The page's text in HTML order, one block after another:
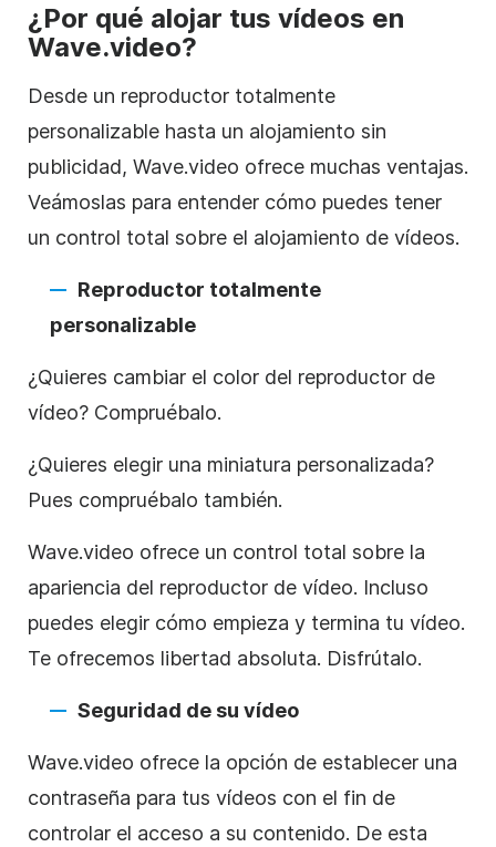
¿Por qué alojar tus vídeos en
Wave.video?
Desde un reproductor totalmente
personalizable hasta un alojamiento sin
publicidad, Wave.video ofrece muchas ventajas.
Veámoslas para entender cómo puedes tener
un control total sobre el alojamiento de vídeos.
Reproductor totalmente
personalizable
¿Quieres cambiar el color del reproductor de
vídeo? Compruébalo.
¿Quieres elegir una miniatura personalizada?
Pues compruébalo también.
Wave.video ofrece un control total sobre la
apariencia del reproductor de vídeo. Incluso
puedes elegir cómo empieza y termina tu vídeo.
Te ofrecemos libertad absoluta. Disfrútalo.
Seguridad de su vídeo
Wave.video ofrece la opción de establecer una
contraseña para tus vídeos con el fin de
controlar el acceso a su contenido. De esta